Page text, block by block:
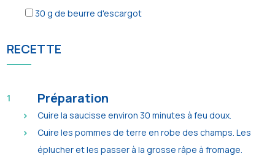
30 g de beurre d'escargot
RECETTE
Préparation
Cuire la saucisse environ 30 minutes à feu doux.
Cuire les pommes de terre en robe des champs. Les
éplucher et les passer à la grosse râpe à fromage.